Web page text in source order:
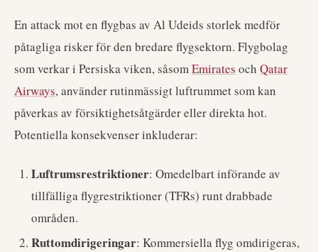
En attack mot en flygbas av Al Udeids storlek medför
påtagliga risker för den bredare flygsektorn. Flygbolag
som verkar i Persiska viken, såsomEmirates och Qatar
Airways, använder rutinmässigt luftrummet som kan
påverkas av försiktighetsåtgärder eller direkta hot.
Potentiella konsekvenser inkluderar:
Luftrumsrestriktioner: Omedelbart införande av
tillfälliga flygrestriktioner (TFRs) runt drabbade
områden.
Ruttomdirigeringar: Kommersiella flyg omdirigeras,